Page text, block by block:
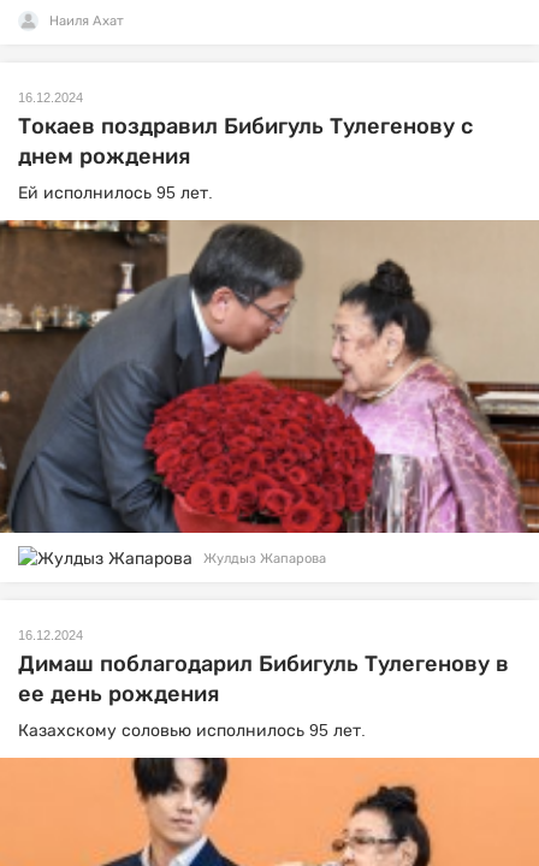
Наиля Ахат
16.12.2024
Токаев поздравил Бибигуль Тулегенову с
днем рождения
Ей исполнилось 95 лет.
Жулдыз Жапарова
16.12.2024
Димаш поблагодарил Бибигуль Тулегенову в
ее день рождения
Казахскому соловью исполнилось 95 лет.